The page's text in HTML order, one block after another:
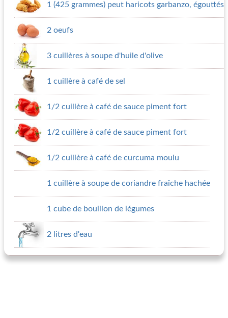
1 (425 grammes) peut haricots garbanzo, égouttés
2 oeufs
3 cuillères à soupe d'huile d'olive
1 cuillère à café de sel
1/2 cuillère à café de sauce piment fort
1/2 cuillère à café de sauce piment fort
1/2 cuillère à café de curcuma moulu
1 cuillère à soupe de coriandre fraîche hachée
1 cube de bouillon de légumes
2 litres d'eau